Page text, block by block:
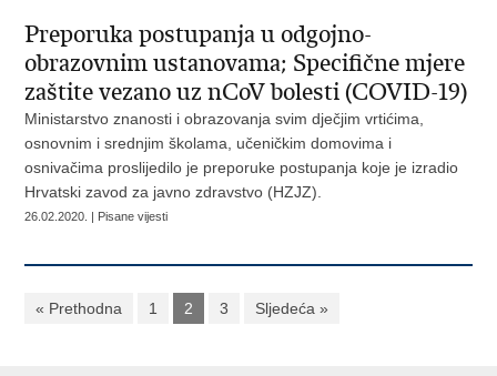
Preporuka postupanja u odgojno-
obrazovnim ustanovama; Specifične mjere
zaštite vezano uz nCoV bolesti (COVID-19)
Ministarstvo znanosti i obrazovanja svim dječjim vrtićima,
osnovnim i srednjim školama, učeničkim domovima i
osnivačima proslijedilo je preporuke postupanja koje je izradio
Hrvatski zavod za javno zdravstvo (HZJZ).
26.02.2020. | Pisane vijesti
« Prethodna 1 2 3 Sljedeća »